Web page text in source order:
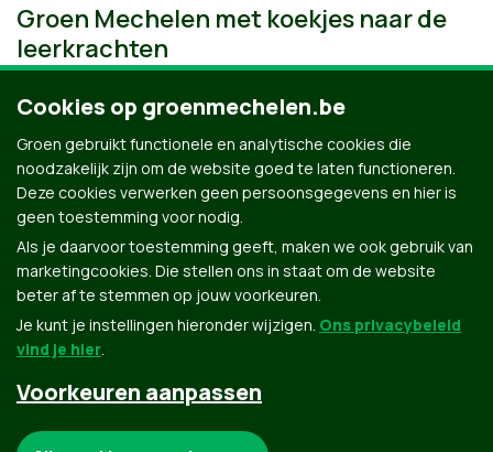
Groen Mechelen met koekjes naar de
leerkrachten
Groen.be
Cookies op groenmechelen.be
Groen gebruikt functionele en analytische cookies die
noodzakelijk zijn om de website goed te laten functioneren.
Deze cookies verwerken geen persoonsgegevens en hier is
geen toestemming voor nodig.
Als je daarvoor toestemming geeft, maken we ook gebruik van
marketingcookies. Die stellen ons in staat om de website
beter af te stemmen op jouw voorkeuren.
Je kunt je instellingen hieronder wijzigen. Ons privacybeleid
vind je hier.
Voorkeuren aanpassen